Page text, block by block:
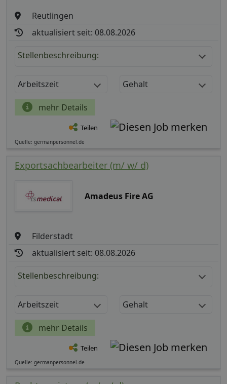
Reutlingen
aktualisiert seit: 08.08.2026
Stellenbeschreibung:
Arbeitszeit Gehalt
mehr Details
Teilen
Quelle: germanpersonnel.de
Exportsachbearbeiter (m/ w/ d)
Amadeus Fire AG
Filderstadt
aktualisiert seit: 08.08.2026
Stellenbeschreibung:
Arbeitszeit Gehalt
mehr Details
Teilen
Quelle: germanpersonnel.de